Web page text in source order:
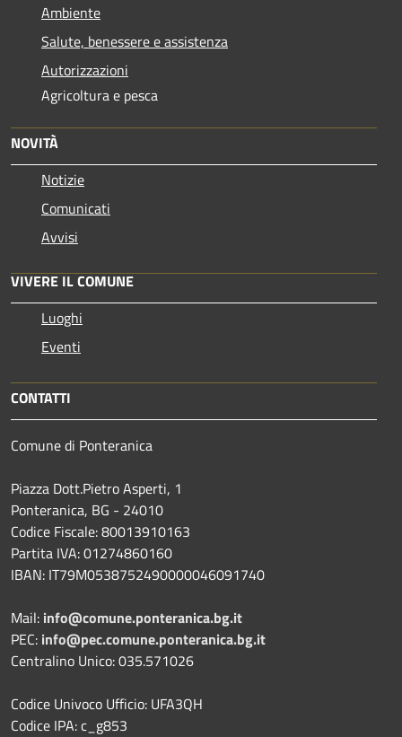
Ambiente
Salute, benessere e assistenza
Autorizzazioni
Agricoltura e pesca
NOVITÀ
Notizie
Comunicati
Avvisi
VIVERE IL COMUNE
Luoghi
Eventi
CONTATTI
Comune di Ponteranica
Piazza Dott.Pietro Asperti, 1
Ponteranica, BG - 24010
Codice Fiscale: 80013910163
Partita IVA: 01274860160
IBAN: IT79M0538752490000046091740
Mail: info@comune.ponteranica.bg.it
PEC: info@pec.comune.ponteranica.bg.it
Centralino Unico: 035.571026
Codice Univoco Ufficio: UFA3QH
Codice IPA: c_g853